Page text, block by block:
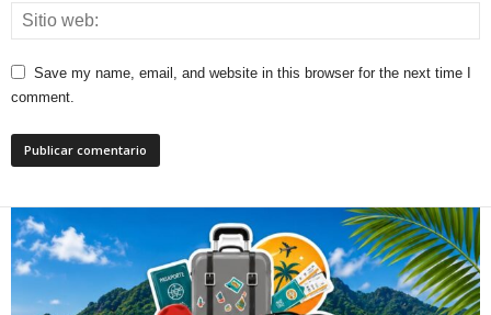
Save my name, email, and website in this browser for the next time I
comment.